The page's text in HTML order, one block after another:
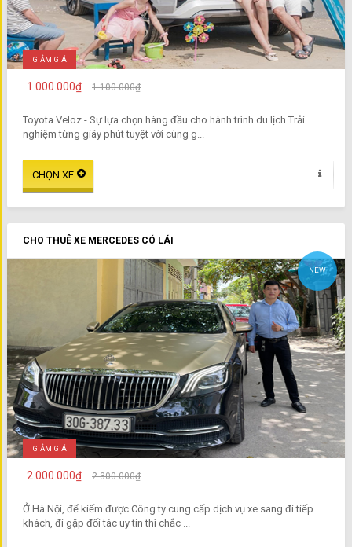
GIẢM GIÁ
1.000.000₫ 1.100.000₫
Toyota Veloz - Sự lựa chọn hàng đầu cho hành trình du lịch Trải
nghiệm từng giây phút tuyệt vời cùng g...
CHO THUÊ XE MERCEDES CÓ LÁI
NEW
GIẢM GIÁ
2.000.000₫ 2.300.000₫
Ở Hà Nội, để kiếm được Công ty cung cấp dịch vụ xe sang đi tiếp
khách, đi gặp đối tác uy tín thì chắc ...